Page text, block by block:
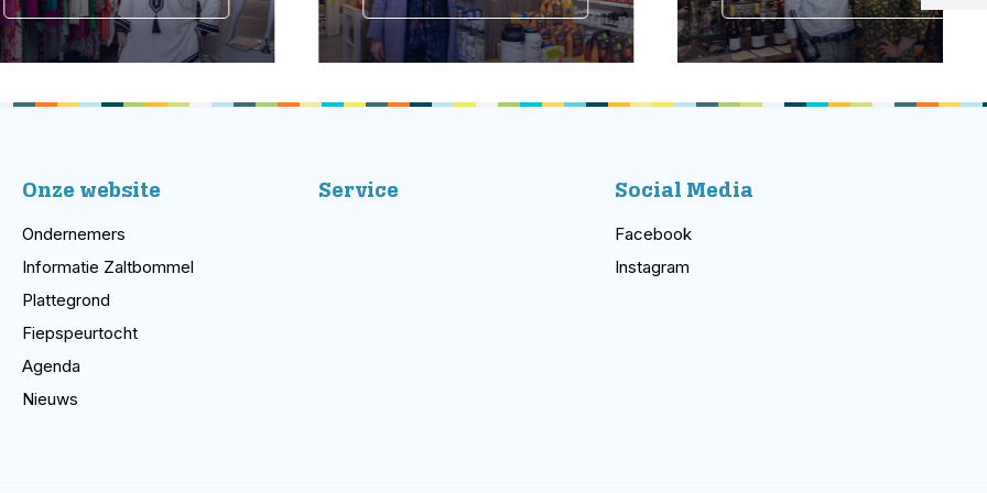
Onze website
Ondernemers
Informatie Zaltbommel
Plattegrond
Fiepspeurtocht
Agenda
Nieuws
Service Social Media
Facebook
Instagram